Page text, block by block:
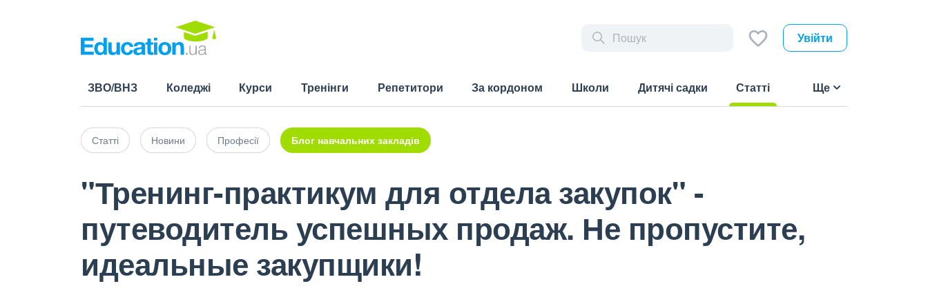
Увійти
ЗВО/ВНЗ Коледжі Курси Тренінги Репетитори За кордоном Школи Дитячі садки
Статті
Ще
Статті Новини Професії Блог навчальних закладів
"Тренинг-практикум для отдела закупок" -
путеводитель успешных продаж. Не пропустите,
идеальные закупщики!